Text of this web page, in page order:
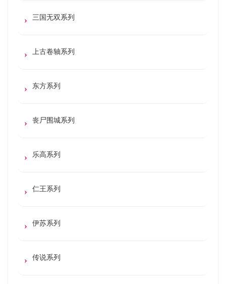
三国无双系列
上古卷轴系列
东方系列
丧尸围城系列
乐高系列
仁王系列
伊苏系列
传说系列